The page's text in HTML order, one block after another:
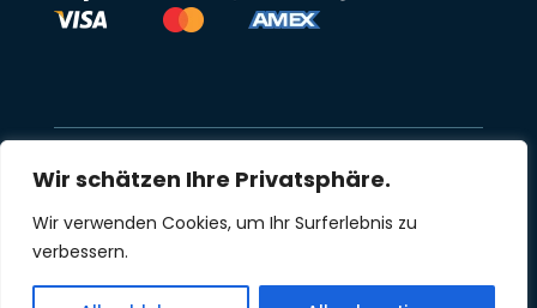
Wir schätzen Ihre Privatsphäre.
Wir verwenden Cookies, um Ihr Surferlebnis zu
verbessern.
Alle Preise inkl. gesetzl. Mehrwertsteuer zzgl.
Versandkosten und ggf. Nachnahmegebühren, wenn
© HOORAY s.r.o. 2024